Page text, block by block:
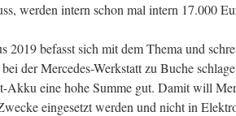
werden intern schon mal intern 17.000
2019 befasst sich mit dem Thema und
der Mercedes-Werkstatt zu Buche
Akku eine hohe Summe gut. Damit will
eingesetzt werden und nicht in